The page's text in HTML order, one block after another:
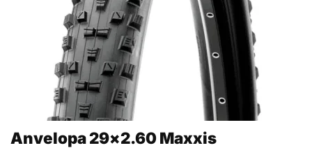
Anvelopa 29×2.60 Maxxis